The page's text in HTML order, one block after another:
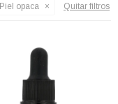
Piel opaca Quitar filtros